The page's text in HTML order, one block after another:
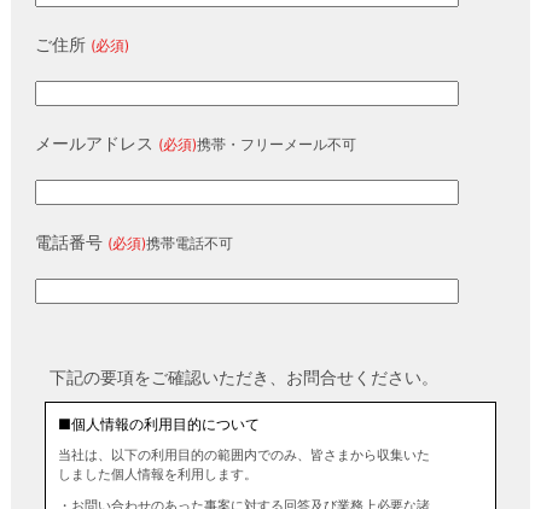
ご住所 (必須)
メールアドレス (必須)携帯・フリーメール不可
電話番号 (必須)携帯電話不可
下記の要項をご確認いただき、お問合せください。
■個人情報の利用目的について
当社は、以下の利用目的の範囲内でのみ、皆さまから収集いた
しました個人情報を利用します。
・お問い合わせのあった事案に対する回答及び業務上必要な諸